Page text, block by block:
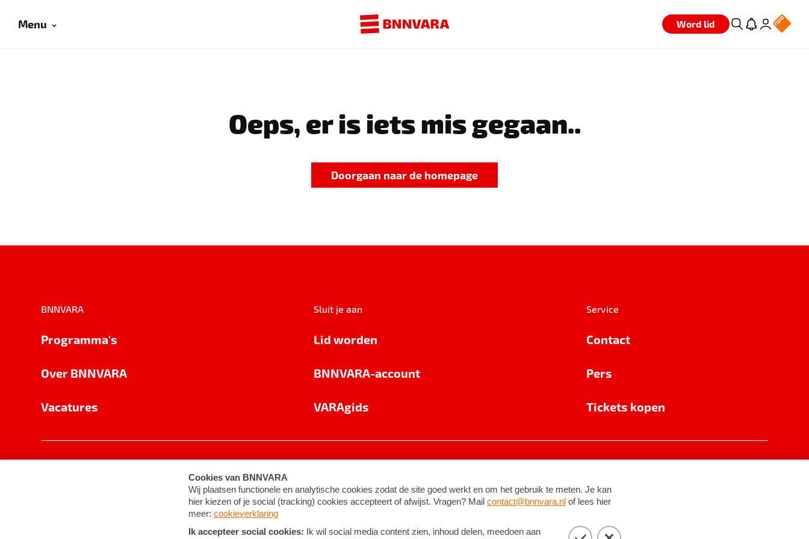
Menu Word lid
Oeps, er is iets mis gegaan..
Doorgaan naar de homepage
BNNVARA
Programma's
Over BNNVARA
Vacatures
Sluit je aan
Lid worden
BNNVARA-account
VARAgids
Service
Contact
Pers
Tickets kopen
Cookie-instellingen Algemene voorwaarden ©2026BNNVARA